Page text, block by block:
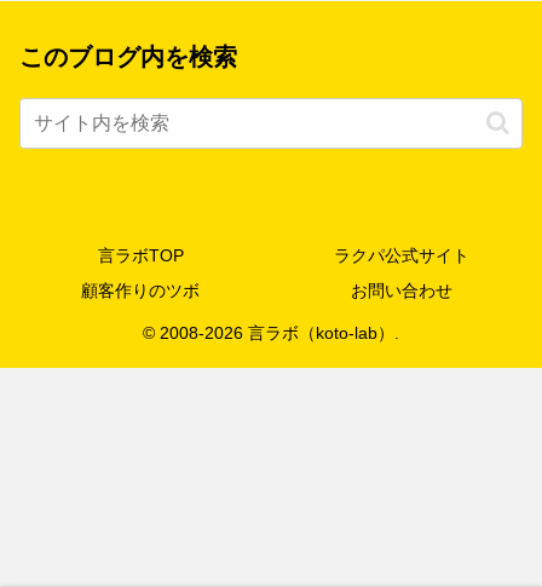
このブログ内を検索
言ラボTOP
ラクパ公式サイト
顧客作りのツボ
お問い合わせ
© 2008-2026 言ラボ（koto-lab）.